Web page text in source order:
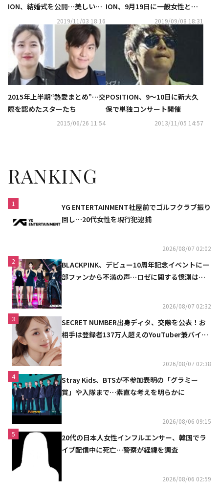
ION、結婚式を公開…美しい花
嫁に「幸せに暮らそう」
2019/11/03 18:16
ION、9月19日に一般女性と結
2019/09/08 18:31
2015年上半期“熱愛まとめ”…交
際を認めたスターたち
2015/06/26 11:54
POSITION、9～10日に新大久
保で単独コンサート開催
2013/11/05 14:57
RANKING
1
YG ENTERTAINMENT社屋前でゴルフクラブ振り
回し…20代女性を現行犯逮捕
2026/08/07 02:02
2
BLACKPINK、デビュー10周年記念イベントに一
部ファンから不満の声…ロゼに関する憶測は否
2026/08/07 02:32
3
SECRET NUMBER出身ディタ、交際を公表！お
相手は登録者137万人超えのYouTuber兼バイオ
2026/08/07 02:38
4
Stray Kids、BTSが不参加表明の「グラミー
賞」や入隊まで…素直な考えを明らかに
2026/08/06 09:15
5
20代の日本人女性インフルエンサー、韓国でラ
イブ配信中に死亡…警察が経緯を調査
2026/08/06 02:59